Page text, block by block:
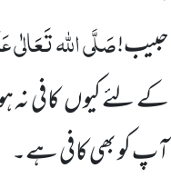
حبیب!صَلَّی اللہ
کے لئے کیوںکافی
آپ کو بھی کافی ہے۔